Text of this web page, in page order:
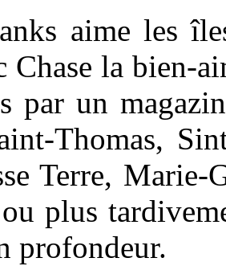
aime les
Chase la bien-
par un
Thomas,
Terre,
plus
profondeur.